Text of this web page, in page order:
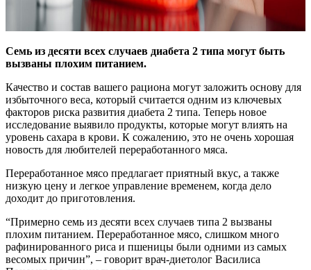
Семь из десяти всех случаев диабета 2 типа могут быть
вызваны плохим питанием.
Качество и состав вашего рациона могут заложить основу для
избыточного веса, который считается одним из ключевых
факторов риска развития диабета 2 типа. Теперь новое
исследование выявило продукты, которые могут влиять на
уровень сахара в крови. К сожалению, это не очень хорошая
новость для любителей переработанного мяса.
Переработанное мясо предлагает приятный вкус, а также
низкую цену и легкое управление временем, когда дело
доходит до приготовления.
“Примерно семь из десяти всех случаев типа 2 вызваны
плохим питанием. Переработанное мясо, слишком много
рафинированного риса и пшеницы были одними из самых
весомых причин”, – говорит врач-диетолог Василиса